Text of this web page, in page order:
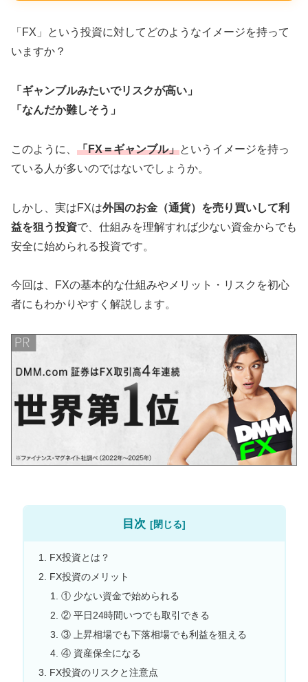
「FX」という投資に対してどのようなイメージを持って
いますか？
「ギャンブルみたいでリスクが高い」
「なんだか難しそう」
このように、 「FX＝ギャンブル」というイメージを持っ
ている人が多いのではないでしょうか。
しかし、実はFXは外国のお金（通貨）を売り買いして利
益を狙う投資で、仕組みを理解すれば少ない資金からでも
安全に始められる投資です。
今回は、FXの基本的な仕組みやメリット・リスクを初心
者にもわかりやすく解説します。
目次
FX投資とは？
FX投資のメリット
① 少ない資金で始められる
② 平日24時間いつでも取引できる
③ 上昇相場でも下落相場でも利益を狙える
④ 資産保全になる
FX投資のリスクと注意点